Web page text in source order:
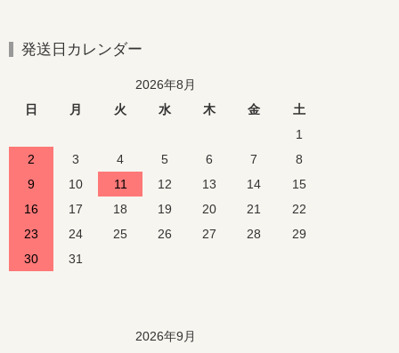
発送日カレンダー
2026年8月
日
月 火 水 木 金
土
1
2
3 4 5 6 7
8
9
10 11 12 13 14
15
16
17 18 19 20 21
22
23
24 25 26 27 28
29
30
31
2026年9月